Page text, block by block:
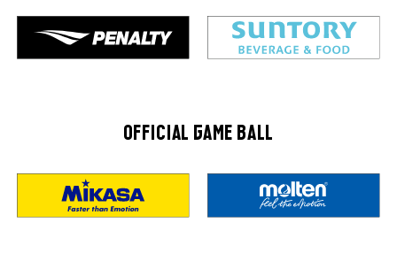
OFFICIAL GAME BALL